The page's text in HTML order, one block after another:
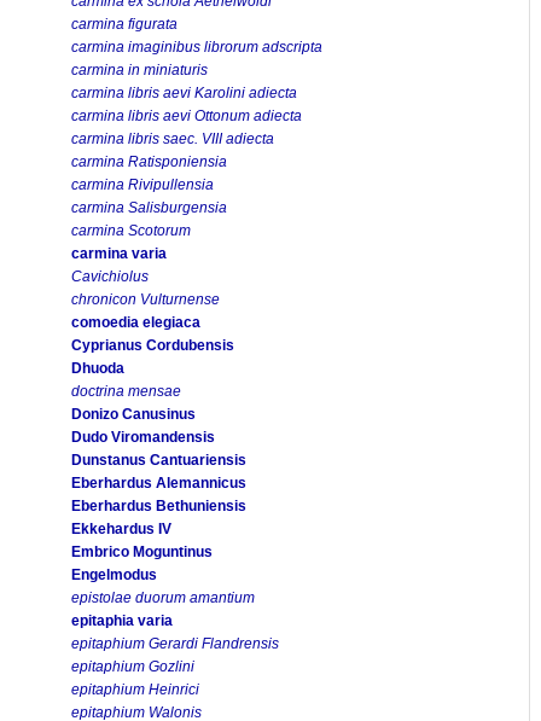
carmina figurata
carmina imaginibus librorum adscripta
carmina in miniaturis
carmina libris aevi Karolini adiecta
carmina libris aevi Ottonum adiecta
carmina libris saec. VIII adiecta
carmina Ratisponiensia
carmina Rivipullensia
carmina Salisburgensia
carmina Scotorum
carmina varia
Cavichiolus
chronicon Vulturnense
comoedia elegiaca
Cyprianus Cordubensis
Dhuoda
doctrina mensae
Donizo Canusinus
Dudo Viromandensis
Dunstanus Cantuariensis
Eberhardus Alemannicus
Eberhardus Bethuniensis
Ekkehardus IV
Embrico Moguntinus
Engelmodus
epistolae duorum amantium
epitaphia varia
epitaphium Gerardi Flandrensis
epitaphium Gozlini
epitaphium Heinrici
epitaphium Walonis